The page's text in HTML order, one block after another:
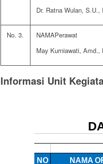
Dr. Ratna Wulan, S.U.,
3.
Perawat
May Kurniawati, Amd.,
Informasi Unit